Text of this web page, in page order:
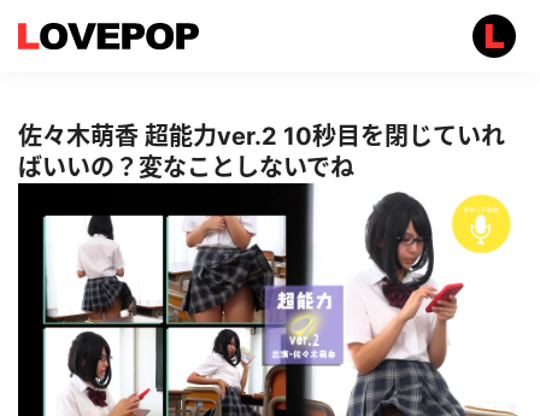
佐々木萌香 超能力ver.2 10秒目を閉じていれ
ばいいの？変なことしないでね